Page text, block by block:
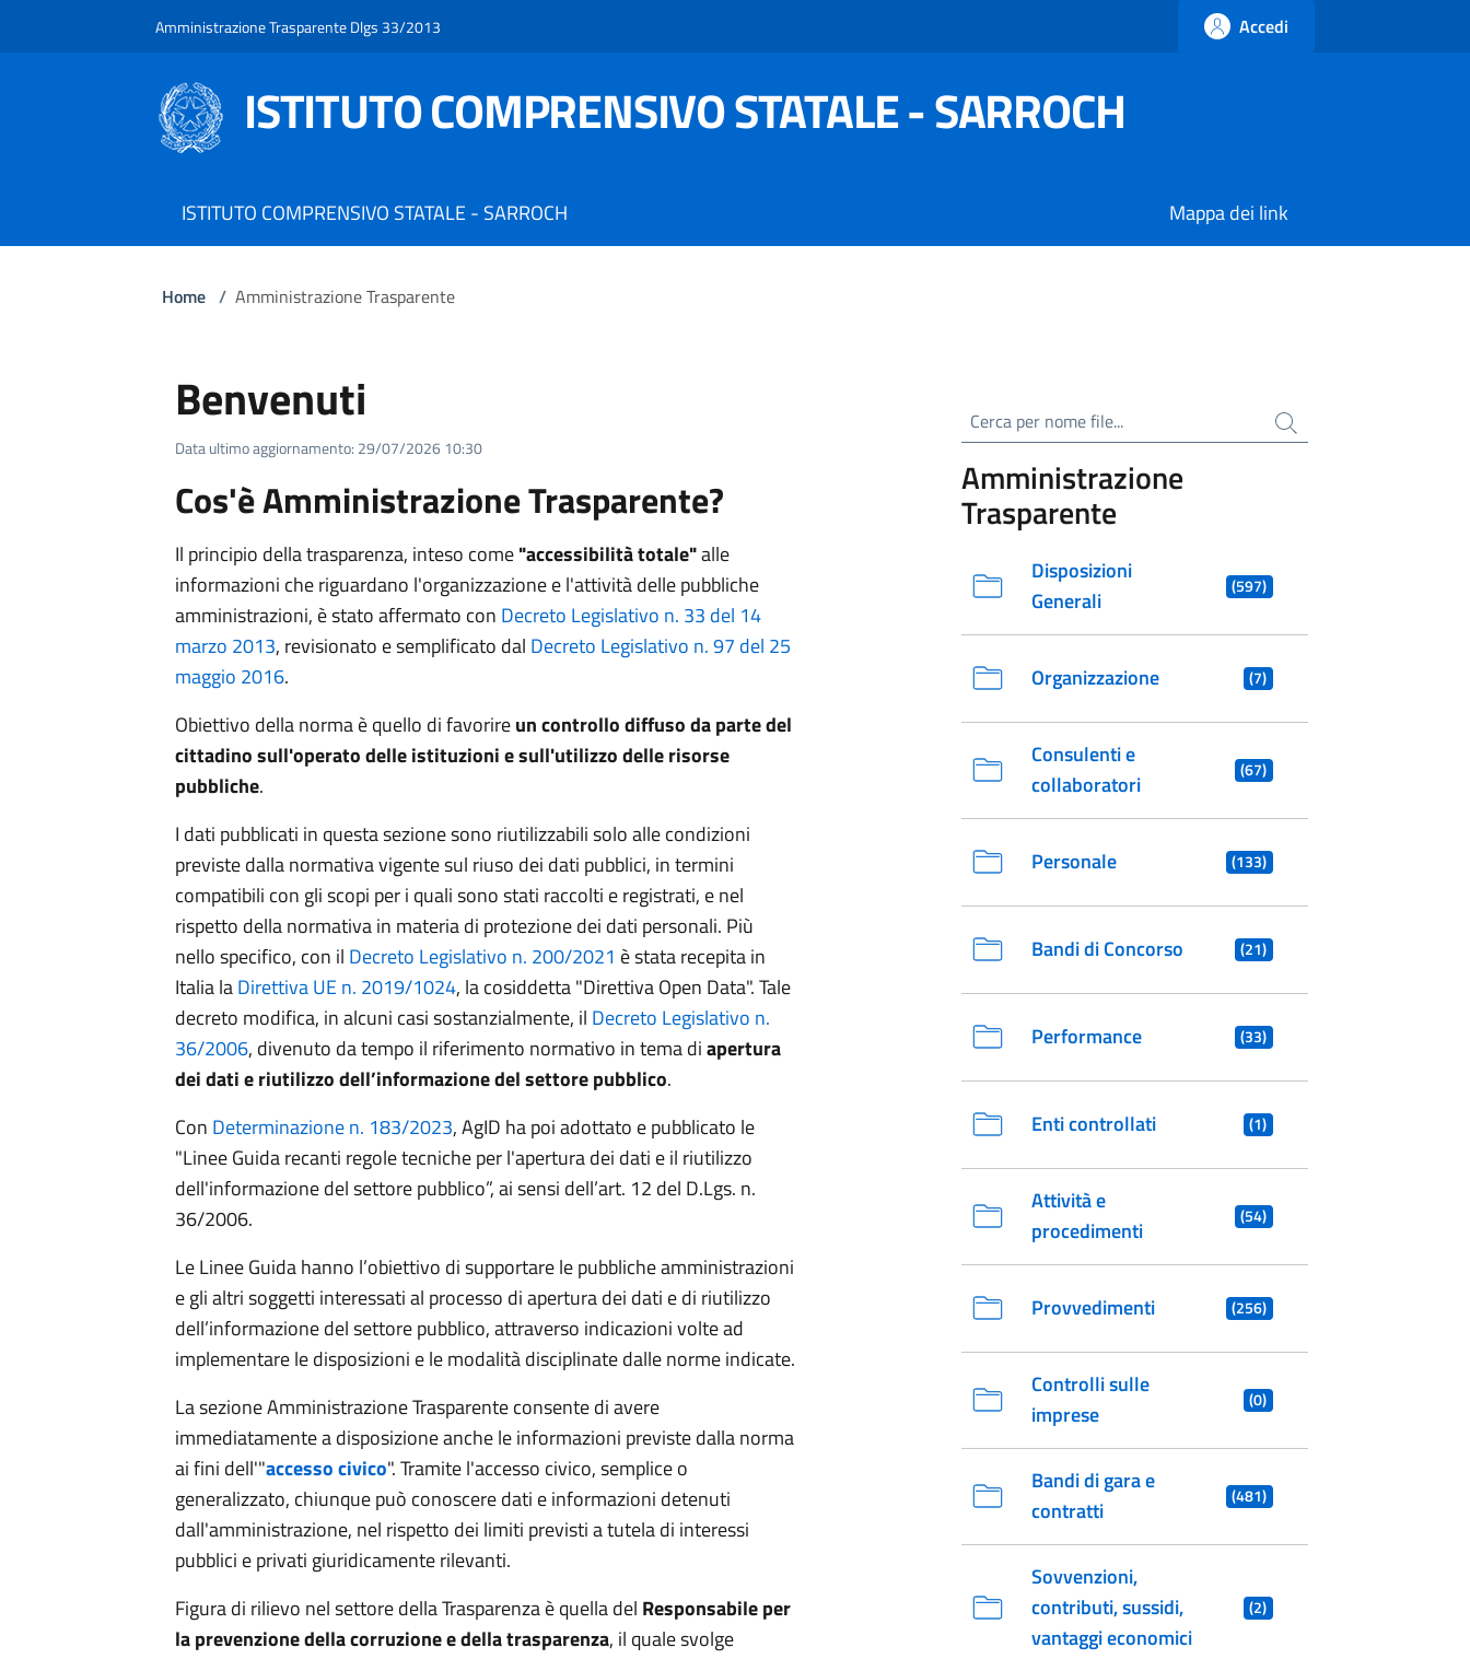
Amministrazione Trasparente Dlgs 33/2013 Accedi
ISTITUTO COMPRENSIVO STATALE - SARROCH
ISTITUTO COMPRENSIVO STATALE - SARROCH Mappa dei link
Home / Amministrazione Trasparente
Benvenuti
Data ultimo aggiornamento: 29/07/2026 10:30
Cos'è Amministrazione Trasparente?
Il principio della trasparenza, inteso come"accessibilità totale"alle
informazioni che riguardano l'organizzazione e l'attività delle pubbliche
amministrazioni, è stato affermato con Decreto Legislativo n. 33 del 14
marzo 2013, revisionato e semplificato dal Decreto Legislativo n. 97 del 25
maggio 2016.
Obiettivo della norma è quello di favorireun controllo diffuso da parte del
cittadino sull'operato delle istituzioni e sull'utilizzo delle risorse
pubbliche.
I dati pubblicati in questa sezione sono riutilizzabili solo alle condizioni
previste dalla normativa vigente sul riuso dei dati pubblici, in termini
compatibili con gli scopi per i quali sono stati raccolti e registrati, e nel
rispetto della normativa in materia di protezione dei dati personali. Più
nello specifico, con il Decreto Legislativo n. 200/2021 è stata recepita in
Italia laDirettiva UE n. 2019/1024, la cosiddetta "Direttiva Open Data". Tale
decreto modifica, in alcuni casi sostanzialmente, il Decreto Legislativo n.
36/2006, divenuto da tempo il riferimento normativo in tema diapertura
dei dati e riutilizzo dell’informazione del settore pubblico.
Con Determinazione n. 183/2023, AgID ha poi adottato e pubblicato le
"Linee Guida recanti regole tecniche per l'apertura dei dati e il riutilizzo
dell'informazione del settore pubblico”, ai sensi dell’art. 12 del D.Lgs. n.
36/2006.
Le Linee Guida hanno l’obiettivo di supportare le pubbliche amministrazioni
e gli altri soggetti interessati al processo di apertura dei dati e di riutilizzo
dell’informazione del settore pubblico, attraverso indicazioni volte ad
implementare le disposizioni e le modalità disciplinate dalle norme indicate.
La sezione Amministrazione Trasparente consente di avere
immediatamente a disposizione anche le informazioni previste dalla norma
ai fini dell'"accesso civico". Tramite l'accesso civico, semplice o
generalizzato, chiunque può conoscere dati e informazioni detenuti
dall'amministrazione, nel rispetto dei limiti previsti a tutela di interessi
pubblici e privati giuridicamente rilevanti.
Figura di rilievo nel settore della Trasparenza è quella del Responsabile per
la prevenzione della corruzione e della trasparenza, il quale svolge
Cerca per nome file
Amministrazione
Trasparente
Disposizioni
Generali
(597)
Organizzazione (7)
Consulenti e
collaboratori
(67)
Personale (133)
Bandi di Concorso (21)
Performance (33)
Enti controllati (1)
Attività e
procedimenti
(54)
Provvedimenti (256)
Controlli sulle
imprese
(0)
Bandi di gara e
contratti
(481)
Sovvenzioni,
contributi, sussidi,
vantaggi economici
(2)